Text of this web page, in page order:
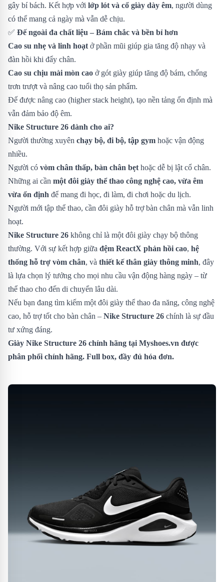
gây bí bách. Kết hợp với lớp lót và cổ giày dày êm, người dùng
có thể mang cả ngày mà vẫn dễ chịu.
✅ Đế ngoài đa chất liệu – Bám chắc và bền bỉ hơn
Cao su nhẹ và linh hoạt ở phần mũi giúp gia tăng độ nhạy và
đàn hồi khi đẩy chân.
Cao su chịu mài mòn cao ở gót giày giúp tăng độ bám, chống
trơn trượt và nâng cao tuổi thọ sản phẩm.
Đế được nâng cao (higher stack height), tạo nền tảng ổn định mà
vẫn đảm bảo độ êm.
Nike Structure 26 dành cho ai?
Người thường xuyên chạy bộ, đi bộ, tập gym hoặc vận động
nhiều.
Người có vòm chân thấp, bàn chân bẹt hoặc dễ bị lật cổ chân.
Những ai cần một đôi giày thể thao công nghệ cao, vừa êm
vừa ổn định để mang đi học, đi làm, đi chơi hoặc du lịch.
Người mới tập thể thao, cần đôi giày hỗ trợ bàn chân mà vẫn linh
hoạt.
Nike Structure 26 không chỉ là một đôi giày chạy bộ thông
thường. Với sự kết hợp giữa đệm ReactX phản hồi cao, hệ
thống hỗ trợ vòm chân, và thiết kế thân giày thông minh, đây
là lựa chọn lý tưởng cho mọi nhu cầu vận động hàng ngày – từ
thể thao cho đến di chuyển lâu dài.
Nếu bạn đang tìm kiếm một đôi giày thể thao đa năng, công nghệ
cao, hỗ trợ tốt cho bàn chân – Nike Structure 26 chính là sự đầu
tư xứng đáng.
Giày Nike Structure 26 chính hãng tại Myshoes.vn được
phân phối chính hãng. Full box, đầy đủ hóa đơn.